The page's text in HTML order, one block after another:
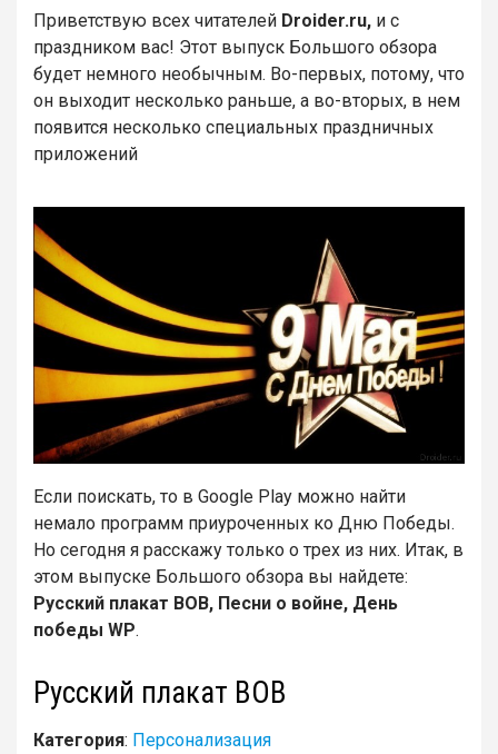
Приветствую всех читателей Droider.ru, и с
праздником вас! Этот выпуск Большого обзора
будет немного необычным. Во-первых, потому, что
он выходит несколько раньше, а во-вторых, в нем
появится несколько специальных праздничных
приложений
Если поискать, то в Google Play можно найти
немало программ приуроченных ко Дню Победы.
Но сегодня я расскажу только о трех из них. Итак, в
этом выпуске Большого обзора вы найдете:
Русский плакат ВОВ, Песни о войне, День
победы WP.
Русский плакат ВОВ
Категория: Персонализация